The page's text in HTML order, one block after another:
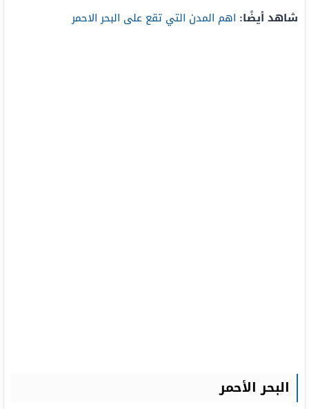
شاهد أيضًا: اهم المدن التي تقع على البحر الاحمر
البحر الأحمر